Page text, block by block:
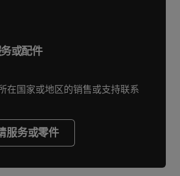
或配件
在国家或地区的销售或支持联系
服务或零件